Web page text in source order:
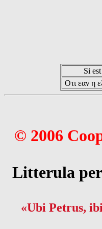
Si
Οτι εαν η
© 2006
Litterula
«Ubi Petrus,